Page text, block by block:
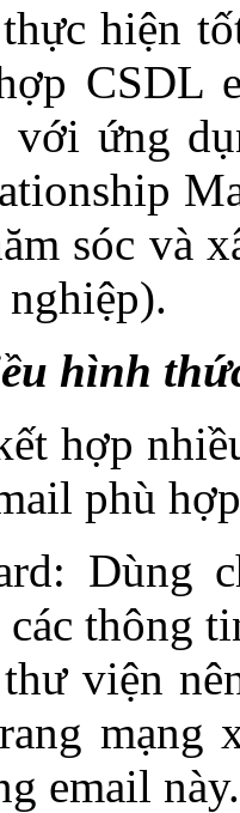
hiện
CSDL
với ứng
sóc và
hình
hợp
phù
Dùng
các thông
viện
mạng
email này.